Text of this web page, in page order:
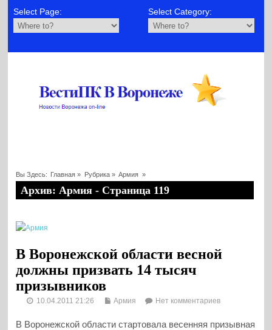
Select Page: Select Category:
Вы Здесь: Главная » Рубрика » Армия»
Архив: Армия - Страница 119
В Воронежской области весной
должны призвать 14 тысяч
призывников
10.04.2011 21:26 Армия Нет комментариев
В Воронежской области стартовала весенняя призывная